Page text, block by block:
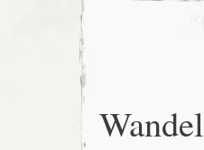
Wandel